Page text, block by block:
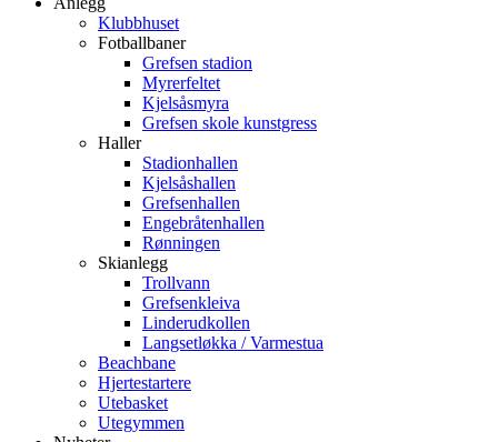
Klubbhuset
Fotballbaner
Grefsen stadion
Myrerfeltet
Kjelsåsmyra
Grefsen skole kunstgress
Haller
Stadionhallen
Kjelsåshallen
Grefsenhallen
Engebråtenhallen
Rønningen
Skianlegg
Trollvann
Grefsenkleiva
Linderudkollen
Langsetløkka / Varmestua
Beachbane
Hjertestartere
Utebasket
Utegymmen